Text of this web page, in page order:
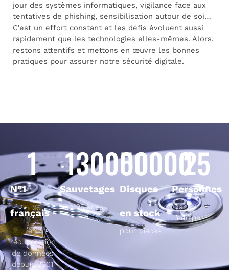
jour des systèmes informatiques, vigilance face aux
tentatives de phishing, sensibilisation autour de soi…
C’est un effort constant et les défis évoluent aussi
rapidement que les technologies elles-mêmes. Alors,
restons attentifs et mettons en œuvre les bonnes
pratiques pour assurer notre sécurité digitale.
N°1
français
1
en
récupération
de données
depuis 2001
Sauvetages
130000
en 25 ans
Disques
en stock
50000
pour pièces
Personnes
25
dans
l’équipe